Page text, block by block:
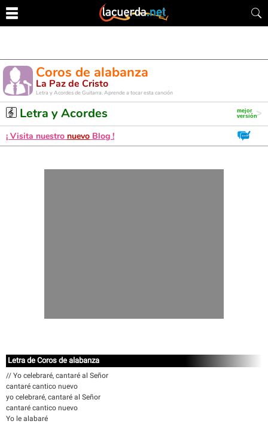
Coros de alabanza
La Paz de Cristo
Letra y Acordes de Guitarra. Aprende a tocar esta canción
Letra y Acordes
¡ Visita nuestro nuevo Blog !
Letra de Coros de alabanza
// Yo celebraré, cantaré al Señor
cantaré cantico nuevo
yo celebraré, cantaré al Señor
cantaré cantico nuevo
Yo le alabaré